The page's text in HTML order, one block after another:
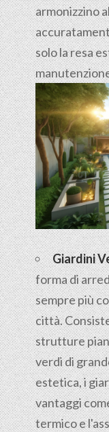
armonizzino
solo la resa
Giardini
forma di
sempre più
città.
strutture
verdi di
estetica, i
vantaggi
termico e